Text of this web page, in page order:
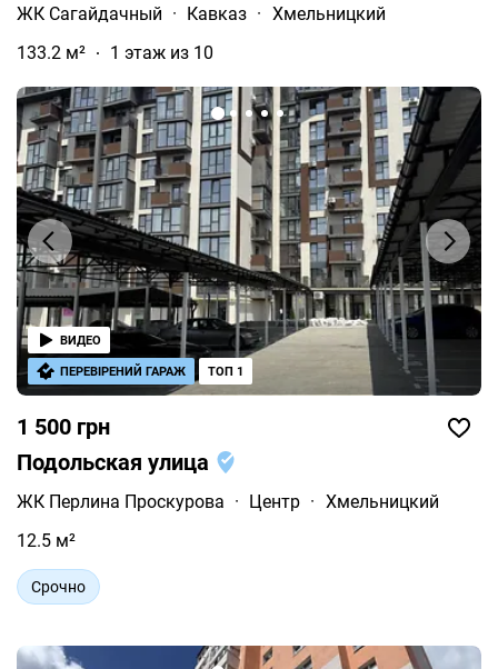
ЖК Сагайдачный · Кавказ · Хмельницкий
133.2 м²
1 этаж из 10
1 500 грн
Подольская улица
ЖК Перлина Проскурова · Центр · Хмельницкий
12.5 м²
Срочно
ВИДЕО
ПЕРЕВІРЕНИЙ ГАРАЖ ТОП 1